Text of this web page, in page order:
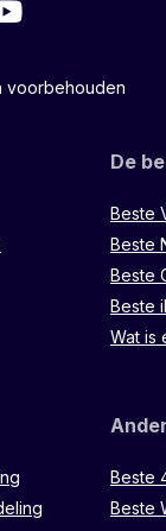
voorbehouden
De
Beste
Beste
Beste
Beste
Wat is
Beste
Beste